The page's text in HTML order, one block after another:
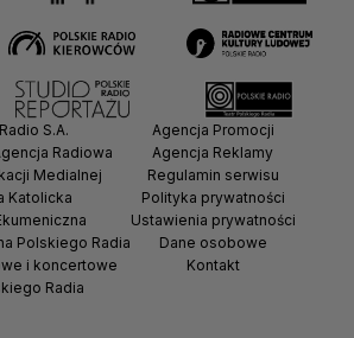
S.A.
Radiowa
Medialnej
Katolicka
Polskiego Radia
i koncertowe
Radia
Agencja Promocji
Agencja Reklamy
Regulamin serwisu
Polityka prywatności
Ustawienia prywatności
Dane osobowe
Kontakt